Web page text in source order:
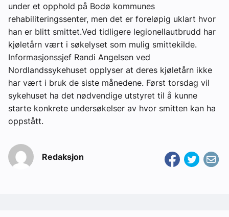
Kontakt oss:
Abonner på fagbladet Byggfakta Nyheter
Annonsere i VVS Aktuelt
Kontakt oss
Tips oss
eBlad
under et opphold på Bodø kommunes
rehabiliteringssenter, men det er foreløpig uklart hvor
han er blitt smittet.Ved tidligere legionellautbrudd har
kjøletårn vært i søkelyset som mulig smittekilde.
Informasjonssjef Randi Angelsen ved
Nordlandssykehuset opplyser at deres kjøletårn ikke
har vært i bruk de siste månedene. Først torsdag vil
sykehuset ha det nødvendige utstyret til å kunne
starte konkrete undersøkelser av hvor smitten kan ha
oppstått.
Redaksjon